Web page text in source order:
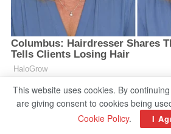
This website uses cookies. By
are giving consent to cookies being
Cookie Policy. I